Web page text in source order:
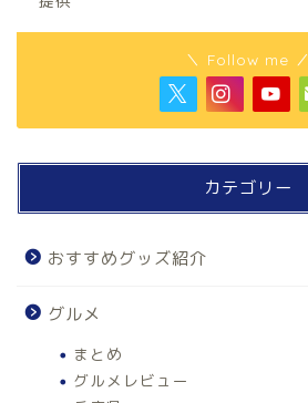
＼ Follow me ／
カテゴリー
おすすめグッズ紹介
グルメ
まとめ
グルメレビュー